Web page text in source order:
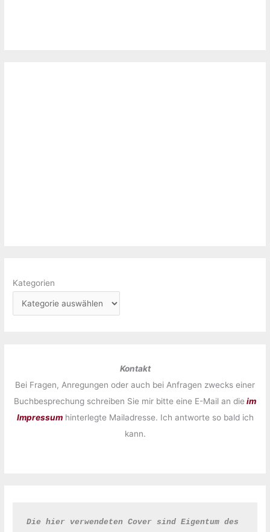
Kategorien
Kontakt
Bei Fragen, Anregungen oder auch bei Anfragen zwecks einer
Buchbesprechung schreiben Sie mir bitte eine E-Mail an die im
Impressumhinterlegte Mailadresse. Ich antworte so bald ich
kann.
Die hier verwendeten Cover sind Eigentum des